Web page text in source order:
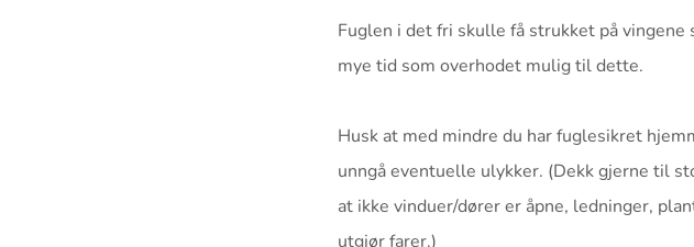
Fuglen i det fri skulle få strukket på
mye tid som overhodet mulig til dette.
Husk at med mindre du har fuglesikret
unngå eventuelle ulykker. (Dekk gjerne til
at ikke vinduer/dører er åpne, ledninger,
utgjør farer.)